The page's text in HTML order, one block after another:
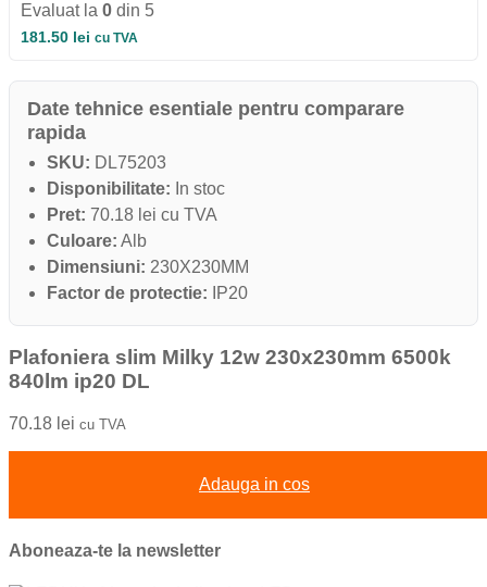
Evaluat la 0 din 5
181.50 lei cu TVA
Date tehnice esentiale pentru comparare
rapida
SKU: DL75203
Disponibilitate: In stoc
Pret: 70.18 lei cu TVA
Culoare: Alb
Dimensiuni: 230X230MM
Factor de protectie: IP20
Plafoniera slim Milky 12w 230x230mm 6500k
840lm ip20 DL
70.18 lei cu TVA
Adauga in cos
Aboneaza-te la newsletter